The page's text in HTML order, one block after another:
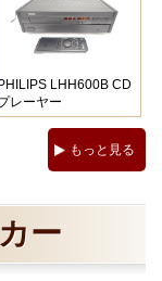
PHILIPS LHH600B CD
レーヤー
もっと見る
ー